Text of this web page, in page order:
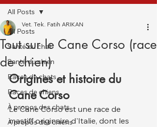
All Posts
Santé du chat
Santé du chien
Races de chats
Races de chiens
À propos des chats
À propos des chiens
All Posts
Tout sur le Cane Corso (race
de chien)
Vet. Tek. Fatih ARIKAN
Origines et histoire du
Cane Corso
Le Cane Corso est une race de
mastiff originaire d'Italie, dont les